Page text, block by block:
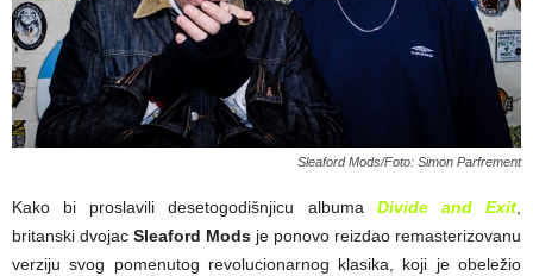
Sleaford Mods/Foto: Simon Parfrement
Kako bi proslavili desetogodišnjicu albuma Divide and Exit
britanski dvojac Sleaford Mods je ponovo reizdao remasterizovanu
verziju svog pomenutog revolucionarnog klasika, koji je obeležio